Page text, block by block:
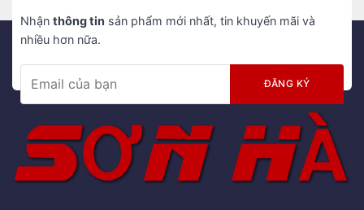
Nhận thông tin sản phẩm mới nhất, tin khuyến mãi và
nhiều hơn nữa.